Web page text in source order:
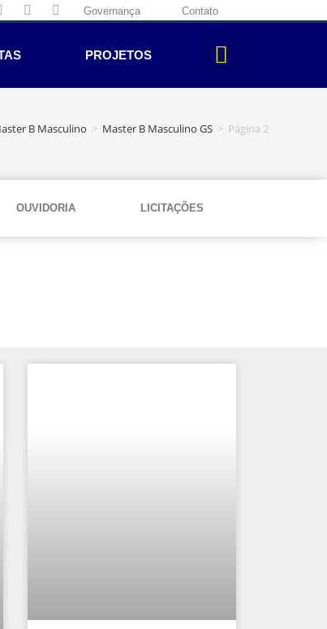
Governança Contato
PROJETOS
B Masculino > Master B Masculino GS > Página 2
OUVIDORIA LICITAÇÕES